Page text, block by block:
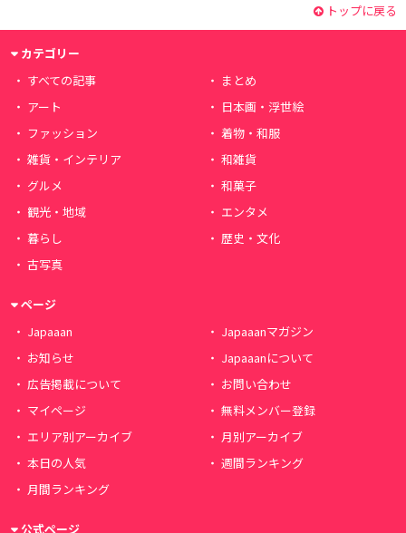
トップに戻る
カテゴリー
すべての記事
まとめ
アート
日本画・浮世絵
ファッション
着物・和服
雑貨・インテリア
和雑貨
グルメ
和菓子
観光・地域
エンタメ
暮らし
歴史・文化
古写真
ページ
Japaaan
Japaaanマガジン
お知らせ
Japaaanについて
広告掲載について
お問い合わせ
マイページ
無料メンバー登録
エリア別アーカイブ
月別アーカイブ
本日の人気
週間ランキング
月間ランキング
公式ページ